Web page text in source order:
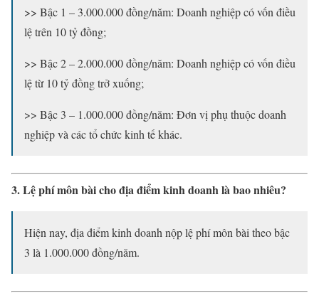
>> Bậc 1 – 3.000.000 đồng/năm: Doanh nghiệp có vốn điều
lệ trên 10 tỷ đồng;
>> Bậc 2 – 2.000.000 đồng/năm: Doanh nghiệp có vốn điều
lệ từ 10 tỷ đồng trở xuống;
>> Bậc 3 – 1.000.000 đồng/năm: Đơn vị phụ thuộc doanh
nghiệp và các tổ chức kinh tế khác.
3. Lệ phí môn bài cho địa điểm kinh doanh là bao nhiêu?
Hiện nay, địa điểm kinh doanh nộp lệ phí môn bài theo bậc
3 là 1.000.000 đồng/năm.